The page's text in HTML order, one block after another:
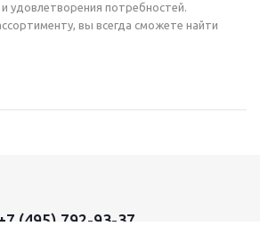
удовлетворения потребностей.
вы всегда сможете найти
(495) 792-93-37